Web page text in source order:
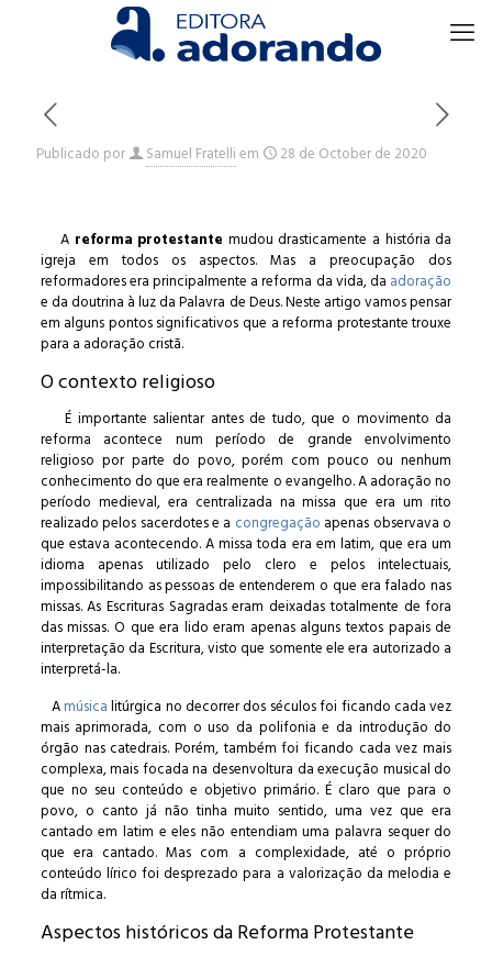
Publicado por Samuel Fratelliem 28 de October de 2020
A reforma protestante mudou drasticamente a história da
igreja em todos os aspectos. Mas a preocupação dos
reformadores era principalmente a reforma da vida, da adoração
e da doutrina à luz da Palavra de Deus. Neste artigo vamos pensar
em alguns pontos significativos que a reforma protestante trouxe
para a adoração cristã.
O contexto religioso
É importante salientar antes de tudo, que o movimento da
reforma acontece num período de grande envolvimento
religioso por parte do povo, porém com pouco ou nenhum
conhecimento do que era realmente o evangelho. A adoração no
período medieval, era centralizada na missa que era um rito
realizado pelos sacerdotes e a congregação apenas observava o
que estava acontecendo. A missa toda era em latim, que era um
idioma apenas utilizado pelo clero e pelos intelectuais,
impossibilitando as pessoas de entenderem o que era falado nas
missas. As Escrituras Sagradas eram deixadas totalmente de fora
das missas. O que era lido eram apenas alguns textos papais de
interpretação da Escritura, visto que somente ele era autorizado a
interpretá-la.
Amúsicalitúrgica no decorrer dos séculos foi ficando cada vez
mais aprimorada, com o uso da polifonia e da introdução do
órgão nas catedrais. Porém, também foi ficando cada vez mais
complexa, mais focada na desenvoltura da execução musical do
que no seu conteúdo e objetivo primário. É claro que para o
povo, o canto já não tinha muito sentido, uma vez que era
cantado em latim e eles não entendiam uma palavra sequer do
que era cantado. Mas com a complexidade, até o próprio
conteúdo lírico foi desprezado para a valorização da melodia e
da rítmica.
Aspectos históricos da Reforma Protestante